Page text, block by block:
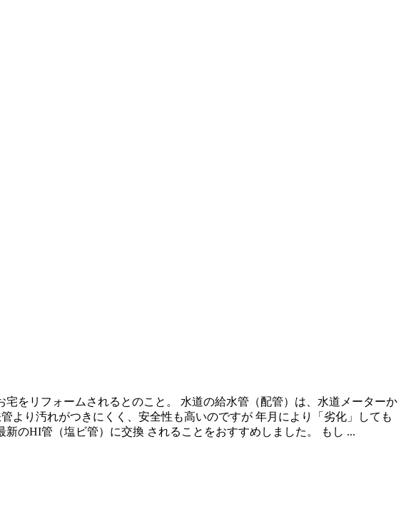
をリフォームされるとのこと。 水道の給水管（配管）は、水道メーターか
より汚れがつきにくく、安全性も高いのですが 年月により「劣化」しても
のHI管（塩ビ管）に交換 されることをおすすめしました。 もし ...